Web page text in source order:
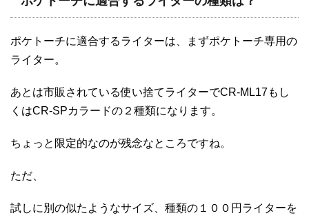
ポケトーチに適合するライターは、まずポケトーチ専用の
ライター。
あとは市販されている使い捨てライターでCR-ML17もし
くはCR-SPカラードの２種類になります。
ちょっと限定的なのが残念なところですね。
ただ、
試しに別の似たようなサイズ、種類の１００円ライターを